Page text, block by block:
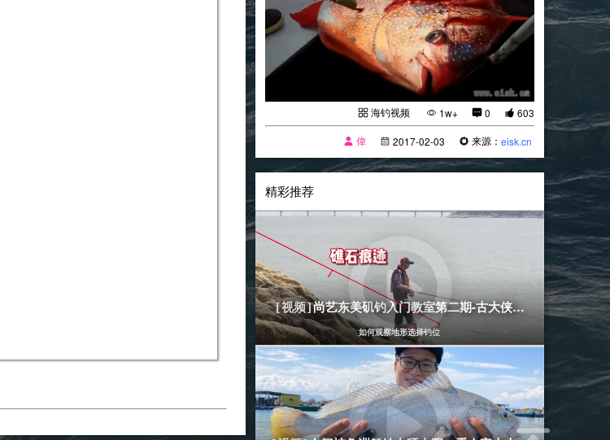
海钓视频 1w+ 0
603
偉
2017-02-03 来源：eisk.cn
精彩推荐
[海钓视频]
2018-12-28
[视频]尚艺东美矶钓入门教室第二期-古大侠讲解
如何观察地形选择钓位
[海钓视频]